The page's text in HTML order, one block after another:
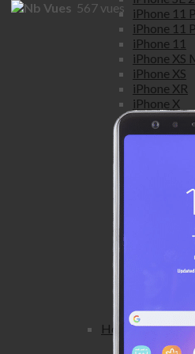
iPhone 11
iPhone 11
iPhone 11
iPhone XS
iPhone XS
iPhone XR
iPhone X
iPhone 8
iPhone 8
iPhone 6S
iPhone 6
iPhone 5C
iPhone 4
Honor
Honor view
567 vues